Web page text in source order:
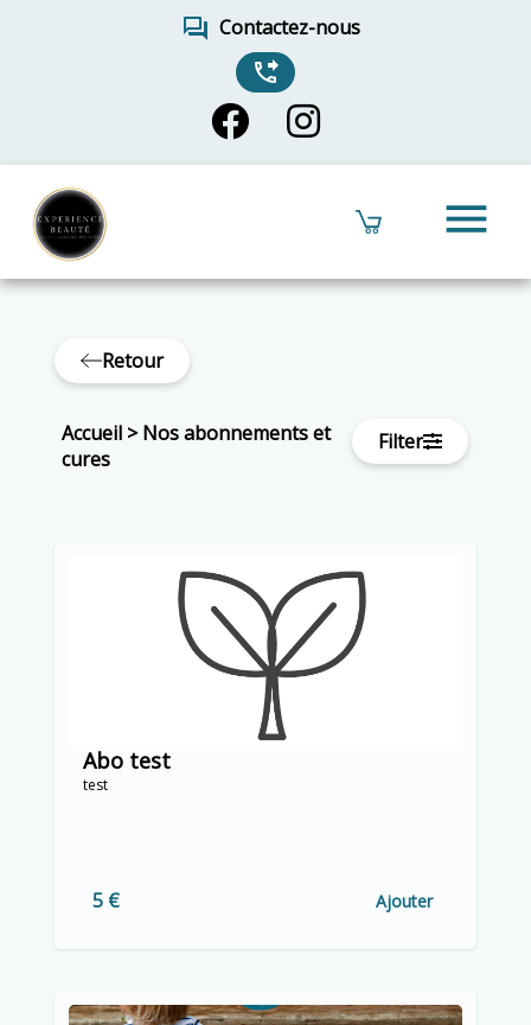
forum Contactez-nous
phone_forwarded
menu
Retour
Accueil >Nos abonnements et
cures
Filter
Abo test
test
5 € Ajouter